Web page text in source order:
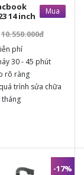
14 inch
Mua
10.550.000đ
phí
30 - 45 phút
rõ ràng
trình sửa chữa
tháng
-17%